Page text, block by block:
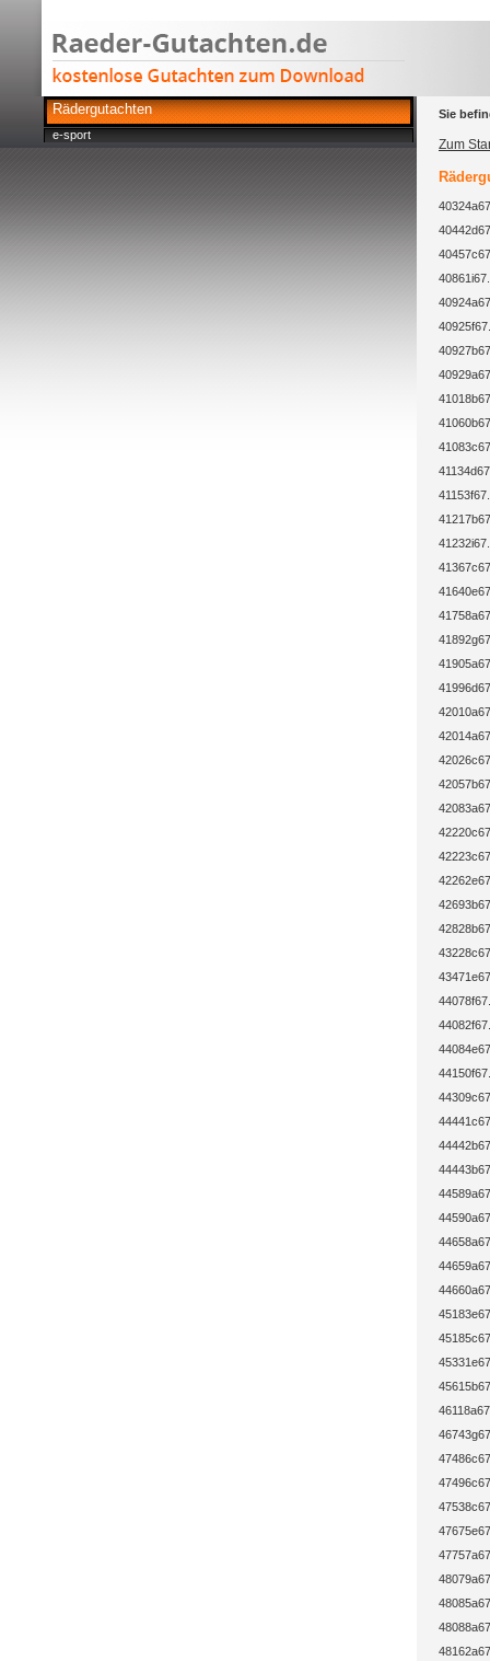
Rädergutachten
e-sport
Sie
Zum